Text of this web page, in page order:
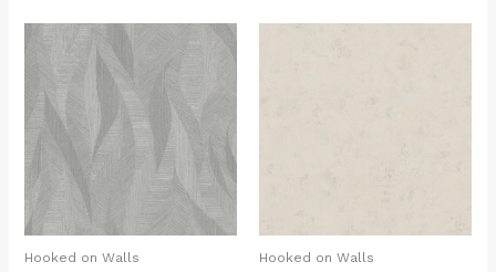
Hooked on Walls
Hooked on Walls